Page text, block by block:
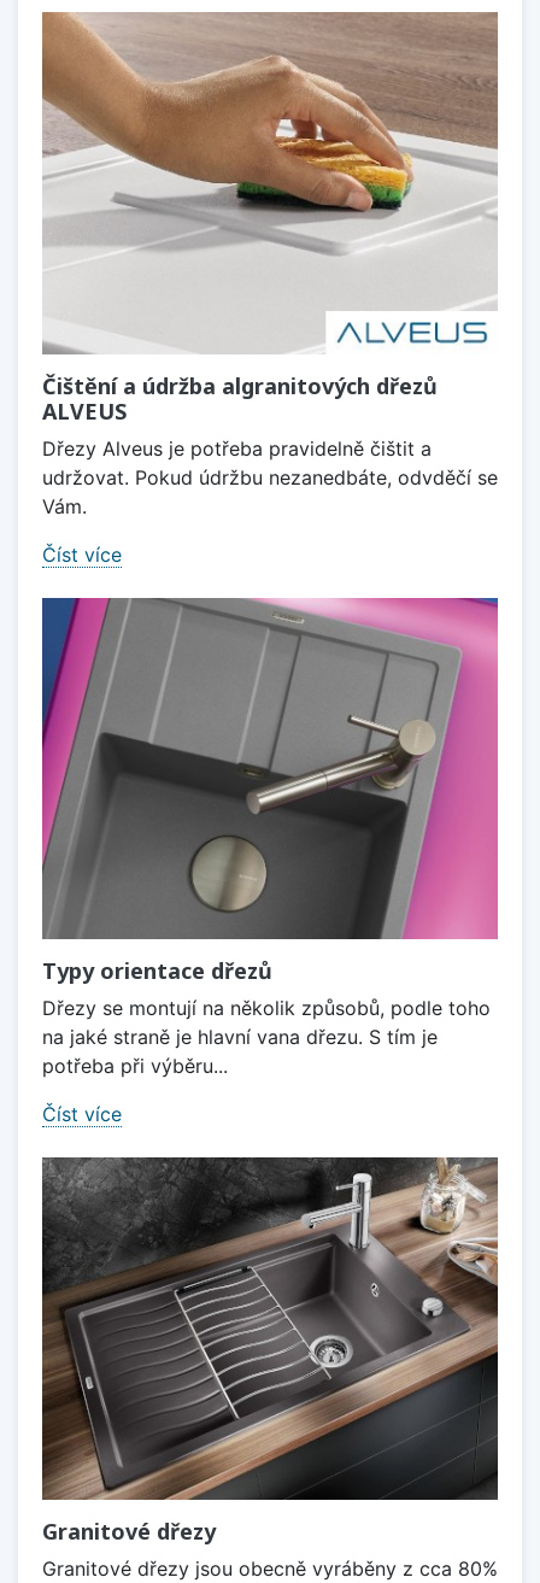
Čištění a údržba algranitových dřezů
ALVEUS
Dřezy Alveus je potřeba pravidelně čištit a
udržovat. Pokud údržbu nezanedbáte, odvděčí se
Vám.
Číst více
Typy orientace dřezů
Dřezy se montují na několik způsobů, podle toho
na jaké straně je hlavní vana dřezu. S tím je
potřeba při výběru...
Číst více
Granitové dřezy
Granitové dřezy jsou obecně vyráběny z cca 80%